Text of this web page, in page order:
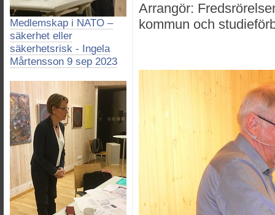
Medlemskap i NATO –
säkerhet eller
säkerhetsrisk - Ingela
Mårtensson 9 sep 2023
Arrangör:
kommun och